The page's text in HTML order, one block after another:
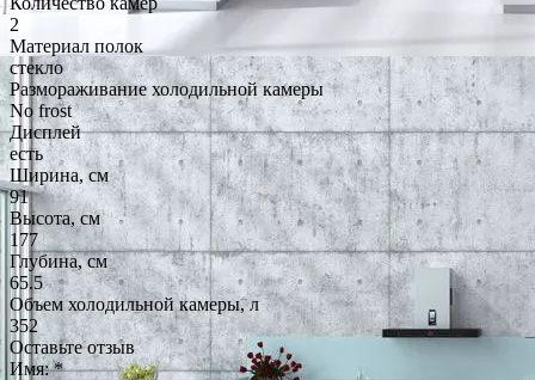
2
Материал полок
стекло
Размораживание холодильной камеры
No frost
Дисплей
есть
Ширина, см
91
Высота, см
177
Глубина, см
65.5
Объем холодильной камеры, л
352
Оставьте отзыв
Имя:*